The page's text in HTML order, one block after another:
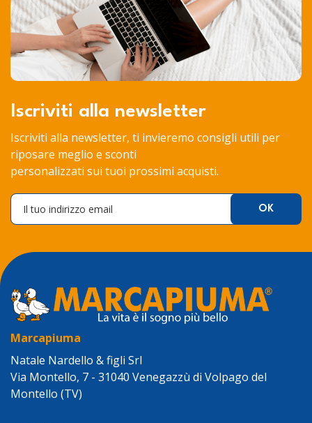
Iscriviti alla newsletter
Iscriviti alla newsletter, ti invieremo consigli utili per
riposare meglio e sconti
personalizzati sui tuoi prossimi acquisti.
Marcapiuma
Natale Nardello & figli Srl
Via Montello, 7 - 31040 Venegazzù di Volpago del
Montello (TV)